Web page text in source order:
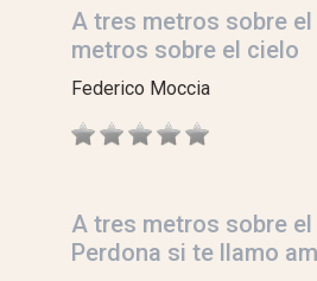
A tres metros sobre
metros sobre el cielo
Federico Moccia
A tres metros sobre
Perdona si te llamo